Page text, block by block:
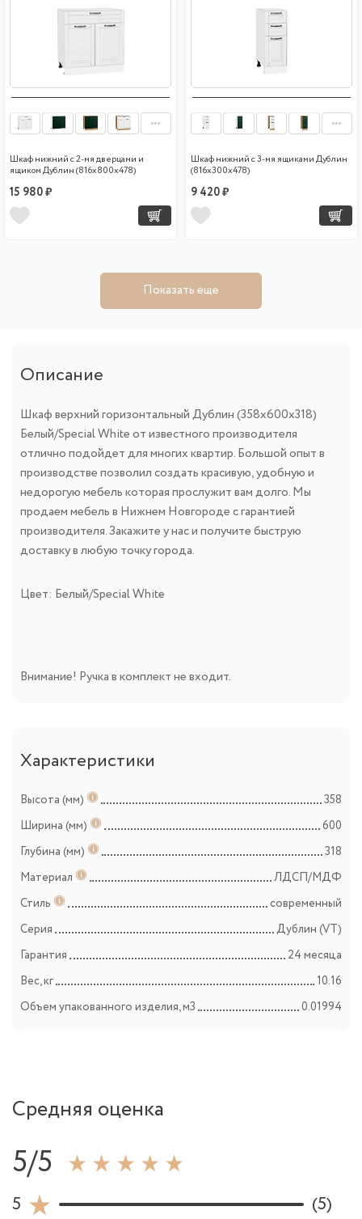
Шкаф нижний с 2-мя дверцами и
ящиком Дублин (816х800х478)
15 980 ₽
Шкаф нижний с 3-мя ящиками Дублин
(816х300х478)
9 420 ₽
Показать еще
Описание
Шкаф верхний горизонтальный Дублин (358х600х318)
Белый/Special White от известного производителя
отлично подойдет для многих квартир. Большой опыт в
производстве позволил создать красивую, удобную и
недорогую мебель которая прослужит вам долго. Мы
продаем мебель в Нижнем Новгороде с гарантией
производителя. Закажите у нас и получите быструю
доставку в любую точку города.
Цвет: Белый/Special White
Внимание! Ручка в комплект не входит.
Характеристики
Высота (мм)
358
Ширина (мм)
600
Глубина (мм)
318
Материал
ЛДСП/МДФ
Стиль
современный
Серия
Дублин (VT)
Гарантия
24 месяца
Вес, кг
10.16
Объем упакованного изделия, м3
0.01994
Средняя оценка
5/5
5
(5)